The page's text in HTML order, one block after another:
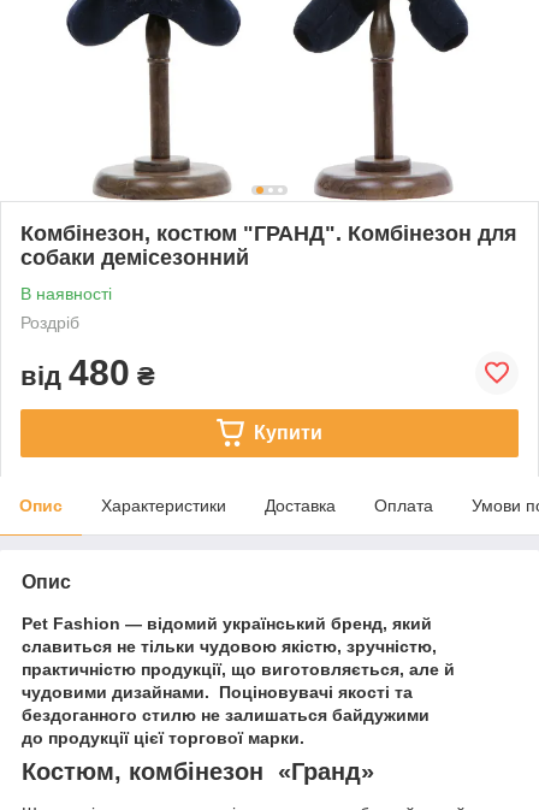
Комбінезон, костюм "ГРАНД". Комбінезон для
собаки демісезонний
В наявності
Роздріб
від 480 ₴
Купити
Опис Характеристики Доставка Оплата Умови
Опис
Pet Fashion — відомий український бренд, який
славиться не тільки чудовою якістю, зручністю,
практичністю продукції, що виготовляється, але й
чудовими дизайнами. Поціновувачі якості та
бездоганного стилю не залишаться байдужими
до продукції цієї торгової марки.
Костюм, комбінезон «Гранд»